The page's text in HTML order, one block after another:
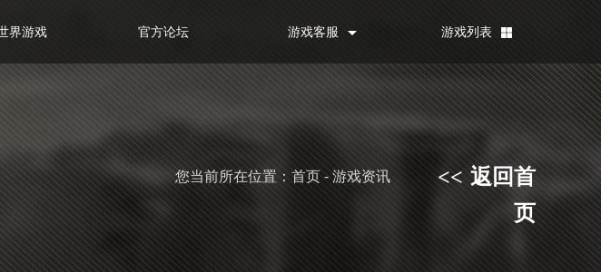
游戏列表
游戏客服
官方论坛
界游戏
<< 返回首
页
您当前所在位置：首页 - 游戏资讯